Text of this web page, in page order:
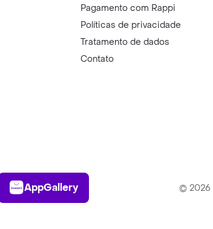
Pagamento com Rappi
Políticas de privacidade
Tratamento de dados
Contato
AppGallery
AppGallery © 2026